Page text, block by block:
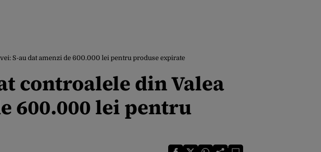
S-au dat amenzi de 600.000 lei pentru produse expirate
controalele din Valea
600.000 lei pentru